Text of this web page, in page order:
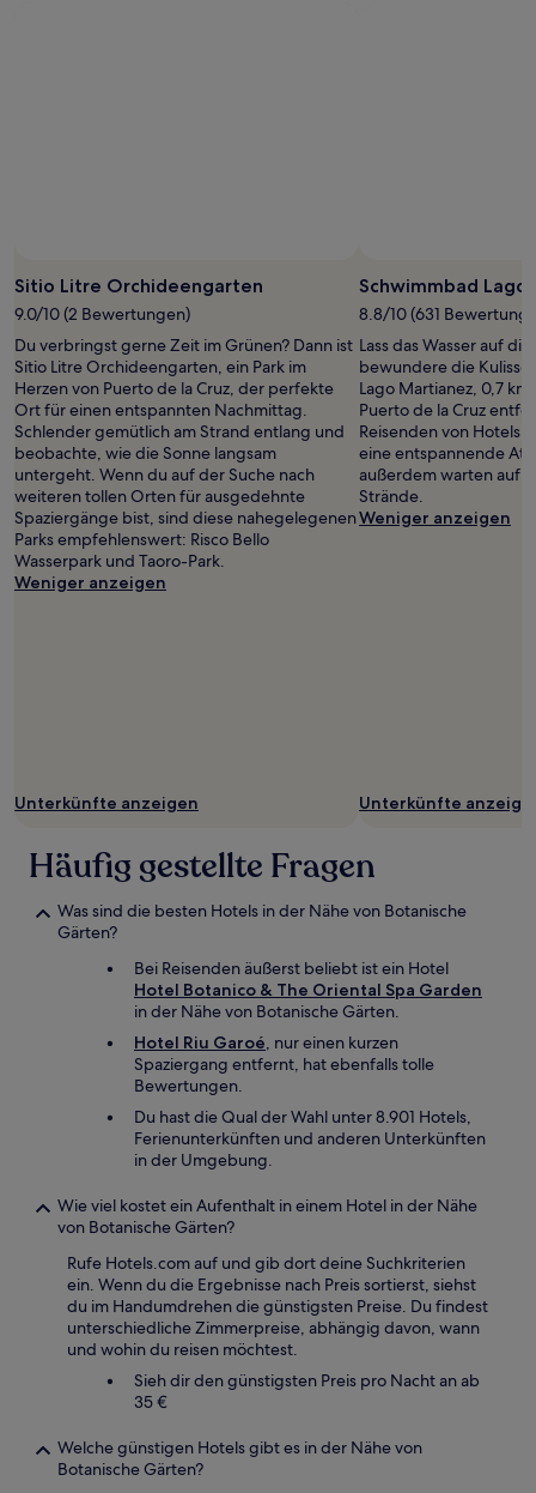
Sitio Litre Orchideengarten
9.0/10 (2 Bewertungen)
Du verbringst gerne Zeit im Grünen? Dann ist
Sitio Litre Orchideengarten, ein Park im
Herzen von Puerto de la Cruz, der perfekte
Ort für einen entspannten Nachmittag.
Schlender gemütlich am Strand entlang und
beobachte, wie die Sonne langsam
untergeht. Wenn du auf der Suche nach
weiteren tollen Orten für ausgedehnte
Spaziergänge bist, sind diese nahegelegenen
Parks empfehlenswert: Risco Bello
Wasserpark und Taoro-Park.
Weniger anzeigen
Unterkünfte anzeigen
Schwimmbad
8.8/10 (631
Lass das Wasser auf
bewundere die
Lago Martianez, 0,7
Puerto de la Cruz
Reisenden von
eine entspannende
außerdem warten auf
Strände.
Weniger anzeigen
Unterkünfte
Häufig gestellte Fragen
Was sind die besten Hotels in der Nähe von Botanische
Gärten?
Bei Reisenden äußerst beliebt ist ein Hotel
Hotel Botanico & The Oriental Spa Garden
in der Nähe von Botanische Gärten.
Hotel Riu Garoé, nur einen kurzen
Spaziergang entfernt, hat ebenfalls tolle
Bewertungen.
Du hast die Qual der Wahl unter 8.901 Hotels,
Ferienunterkünften und anderen Unterkünften
in der Umgebung.
Wie viel kostet ein Aufenthalt in einem Hotel in der Nähe
von Botanische Gärten?
Rufe Hotels.com auf und gib dort deine Suchkriterien
ein. Wenn du die Ergebnisse nach Preis sortierst, siehst
du im Handumdrehen die günstigsten Preise. Du findest
unterschiedliche Zimmerpreise, abhängig davon, wann
und wohin du reisen möchtest.
Sieh dir den günstigsten Preis pro Nacht an ab
35 €
Welche günstigen Hotels gibt es in der Nähe von
Botanische Gärten?